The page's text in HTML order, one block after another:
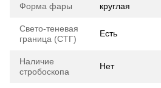
Форма фары круглая
Свето-теневая
граница (СТГ)
Есть
Наличие
стробоскопа
Нет